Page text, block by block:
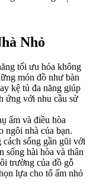
Nhỏ
tối ưu hóa không
món đồ như bàn
kệ tủ đa năng giúp
ứng với nhu cầu sử
ẩm và điều hòa
ngôi nhà của bạn.
sống gần gũi với
sống hài hòa và thân
trường của đồ gỗ
lựa cho tổ ấm nhỏ